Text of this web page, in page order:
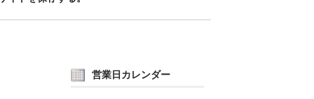
営業日カレンダー